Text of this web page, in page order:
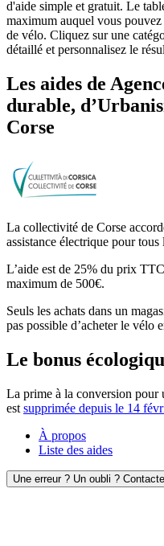
d'aide simple et gratuit. Le
maximum auquel vous
de vélo. Cliquez sur une
détaillé et personnalisez le
Les aides de
durable,
Corse
La collectivité de Corse
assistance électrique pour tous
L’aide est de 25% du prix
maximum de 500€.
Seuls les achats dans un
pas possible d’acheter le vélo
Le bonus
La prime à la conversion pour
est supprimée depuis le 14
À propos
Liste des aides
Une erreur ? Un oubli ?